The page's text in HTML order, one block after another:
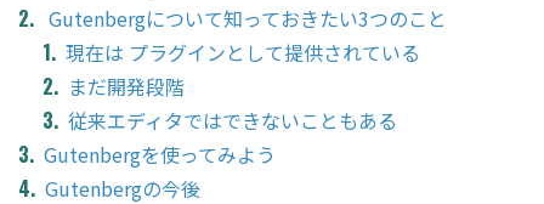
Gutenbergについて知っておきたい3つのこと
現在は プラグインとして提供されている
まだ開発段階
従来エディタではできないこともある
Gutenbergを使ってみよう
Gutenbergの今後